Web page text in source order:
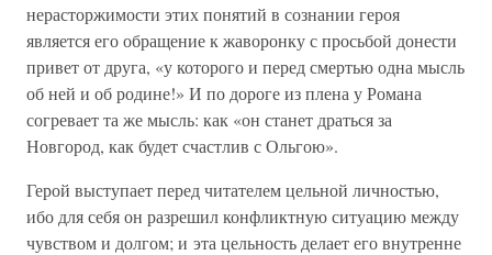
нерасторжимости этих понятий в сознании героя
является его обращение к жаворонку с просьбой донести
привет от друга, «у которого и перед смертью одна мысль
об ней и об родине!» И по дороге из плена у Романа
согревает та же мысль: как «он станет драться за
Новгород, как будет счастлив с Ольгою».
Герой выступает перед читателем цельной личностью,
ибо для себя он разрешил конфликтную ситуацию между
чувством и долгом; и эта цельность делает его внутренне